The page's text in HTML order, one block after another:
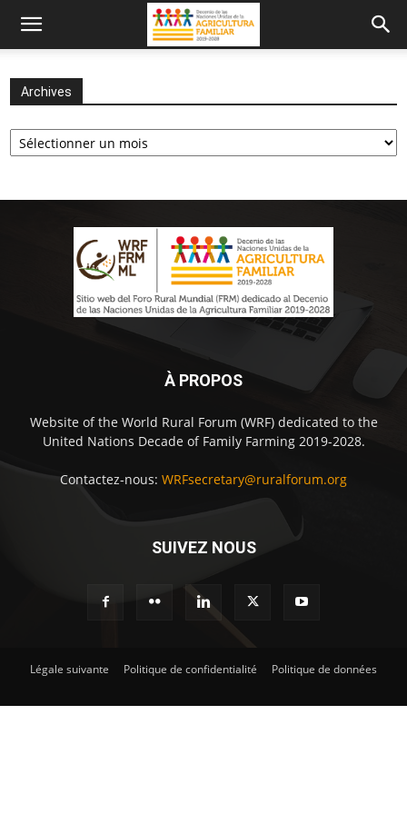
Archives
Archives
À PROPOS
Website of the World Rural Forum (WRF) dedicated to the
United Nations Decade of Family Farming 2019-2028.
Contactez-nous: WRFsecretary@ruralforum.org
SUIVEZ NOUS
Légale suivante Politique de confidentialité Politique de données